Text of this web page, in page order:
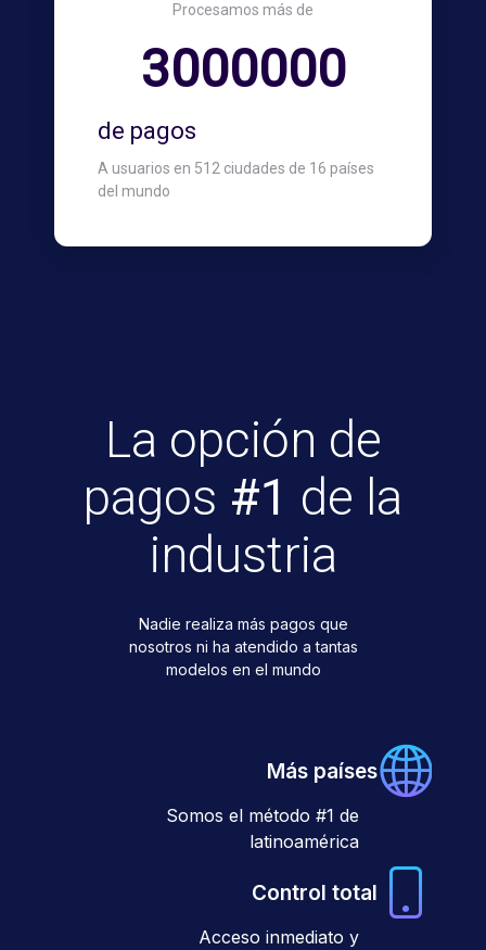
Procesamos más de
3000000
de pagos
A usuarios en 512 ciudades de 16 países
del mundo
La opción de
pagos #1 de la
industria
Nadie realiza más pagos que
nosotros ni ha atendido a tantas
modelos en el mundo
Más países
Somos el método #1 de
latinoamérica
Control total
Acceso inmediato y